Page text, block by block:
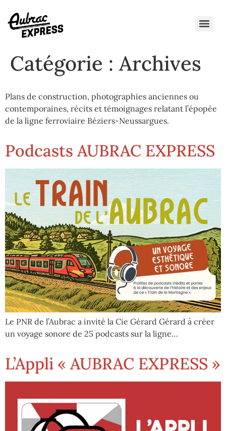
Catégorie : Archives
Plans de construction, photographies anciennes ou
contemporaines, récits et témoignages relatant l’épopée
de la ligne ferroviaire Béziers-Neussargues.
Podcasts AUBRAC EXPRESS
Le PNR de l’Aubrac a invité la Cie Gérard Gérard à créer
un voyage sonore de 25 podcasts sur la ligne…
L’Appli « AUBRAC EXPRESS »